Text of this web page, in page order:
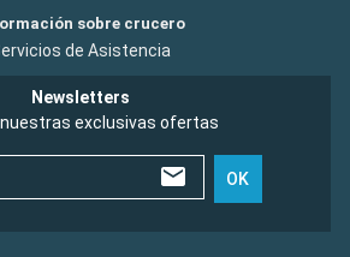
sobre crucero
de Asistencia
Newsletters
nuestras exclusivas ofertas
OK